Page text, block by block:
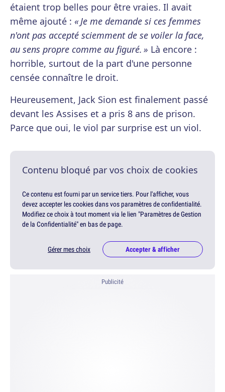
étaient trop belles pour être vraies. Il avait
même ajouté : « Je me demande si ces femmes
n'ont pas accepté sciemment de se voiler la face,
au sens propre comme au figuré. » Là encore :
horrible, surtout de la part d'une personne
censée connaître le droit.
Heureusement, Jack Sion est finalement passé
devant les Assises et a pris 8 ans de prison.
Parce que oui, le viol par surprise est un viol.
Contenu bloqué par vos choix de cookies
Ce contenu est fourni par un service tiers. Pour l'afficher, vous
devez accepter les cookies dans vos paramètres de confidentialité.
Modifiez ce choix à tout moment via le lien "Paramètres de Gestion
de la Confidentialité" en bas de page.
Gérer mes choix Accepter & afficher
Publicité